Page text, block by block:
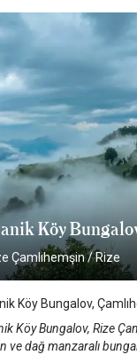
Köy
Çamlıhemşin/Rize
Köy Bungalov,
Köy Bungalov, Rize
ve dağ manzaralı